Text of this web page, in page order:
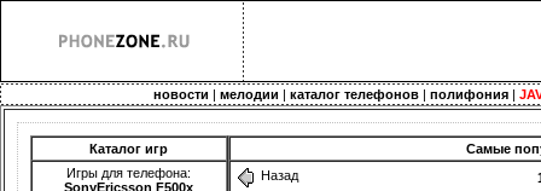
новости |мелодии |каталог телефонов |полифония |
Каталог игр
Игры для телефона:
SonyEricsson F500x
Самые
Назад